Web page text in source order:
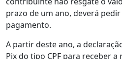
prazo de um ano, deverá
pagamento.
A partir deste ano, a
Pix do tipo CPF para receber a